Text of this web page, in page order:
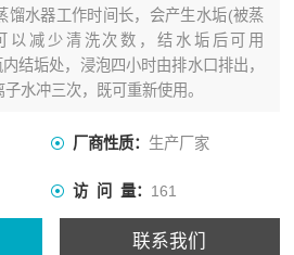
馏水器工作时间长，会产生水垢(被蒸
以减少清洗次数，结水垢后可用
结垢处，浸泡四小时由排水口排出，
水冲三次，既可重新使用。
厂商性质： 生产厂家
访 问 量： 161
联系我们